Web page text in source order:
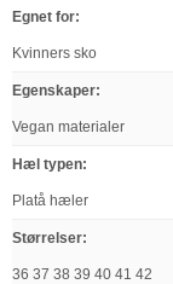
Egnet for:
Kvinners sko
Egenskaper:
Vegan materialer
Hæl typen:
Platå hæler
Størrelser:
36 37 38 39 40 41 42